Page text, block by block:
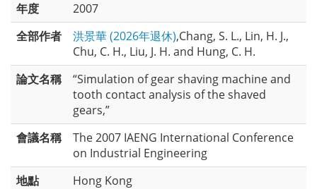
年度
2007
全部作者
洪景華 (2026年退休),Chang, S. L., Lin, H. J.,
Chu, C. H., Liu, J. H. and Hung, C. H.
論文名稱
“Simulation of gear shaving machine and
tooth contact analysis of the shaved
gears,”
會議名稱
The 2007 IAENG International Conference
on Industrial Engineering
地點
Hong Kong